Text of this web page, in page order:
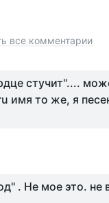
все комментарии
стучит"....
имя то же, я
. Не мое это. не